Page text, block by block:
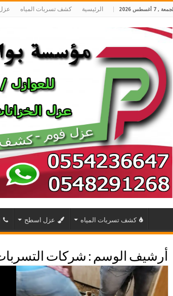
الجمعة , 7 أغسطس 2026 الرئيسية كشف تسربات المياه
كشف تسربات المياه عزل اسطح
أرشيف الوسم : شركات